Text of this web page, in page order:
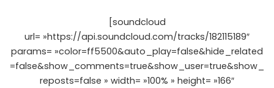
[soundcloud
url= »https://api.soundcloud.com/tracks/182115189″
params= »color=ff5500&auto_play=false&hide_related
=false&show_comments=true&show_user=true&show_
reposts=false » width= »100% » height= »166″